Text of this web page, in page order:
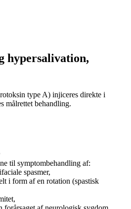
hypersalivation,
type A) injiceres direkte i
målrettet behandling.
til symptombehandling af:
spasmer,
form af en rotation (spastisk